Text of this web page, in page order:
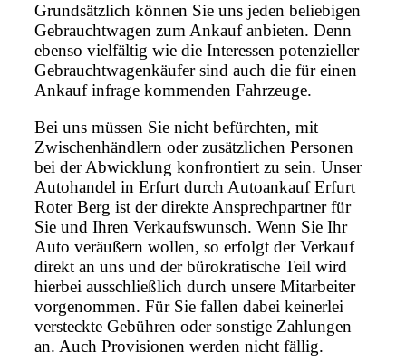
Grundsätzlich können Sie uns jeden beliebigen
Gebrauchtwagen zum Ankauf anbieten. Denn
ebenso vielfältig wie die Interessen potenzieller
Gebrauchtwagenkäufer sind auch die für einen
Ankauf infrage kommenden Fahrzeuge.
Bei uns müssen Sie nicht befürchten, mit
Zwischenhändlern oder zusätzlichen Personen
bei der Abwicklung konfrontiert zu sein. Unser
Autohandel in Erfurt durch Autoankauf Erfurt
Roter Berg ist der direkte Ansprechpartner für
Sie und Ihren Verkaufswunsch. Wenn Sie Ihr
Auto veräußern wollen, so erfolgt der Verkauf
direkt an uns und der bürokratische Teil wird
hierbei ausschließlich durch unsere Mitarbeiter
vorgenommen. Für Sie fallen dabei keinerlei
versteckte Gebühren oder sonstige Zahlungen
an. Auch Provisionen werden nicht fällig.